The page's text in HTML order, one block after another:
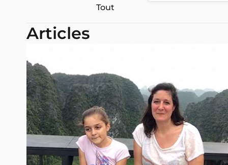
Tout
Articles